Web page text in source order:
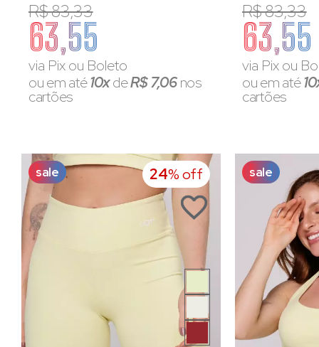
R$ 83,33
63,55
via Pix ou Boleto
ou em até10xdeR$ 7,06nos
cartões
R$ 83,33
63,55
via Pix ou
ou em até
cartões
sale 24% off sale